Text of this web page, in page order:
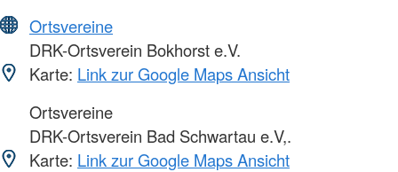
Ortsvereine
DRK-Ortsverein Bokhorst e.V.
Karte: Link zur Google Maps Ansicht
Ortsvereine
DRK-Ortsverein Bad Schwartau e.V,.
Karte: Link zur Google Maps Ansicht